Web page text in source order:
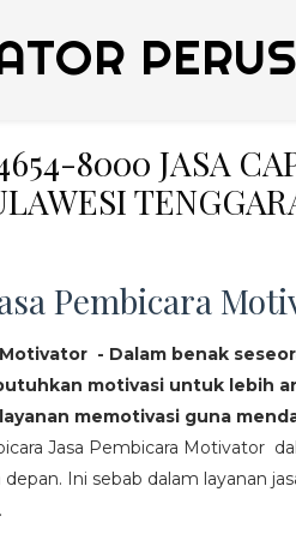
8000 JASA
Pembicara
- Dalam benak
motivasi untuk lebih
memotivasi guna
Jasa Pembicara Motivator
depan. Ini sebab dalam layanan